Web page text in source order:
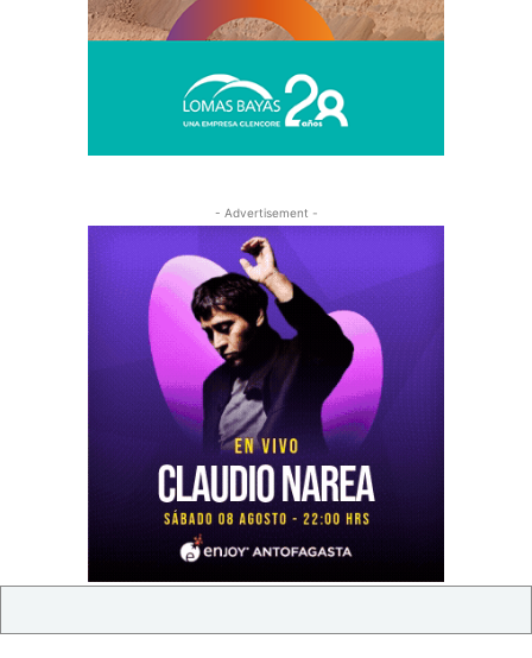
- Advertisement -